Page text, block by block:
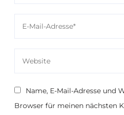
Name, E-Mail-Adresse und
Browser für meinen nächsten